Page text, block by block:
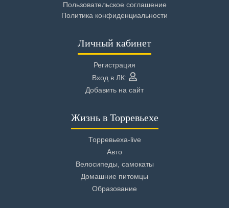
Пользовательское соглашение
Политика конфиденциальности
Личный кабинет
Регистрация
Вход в ЛК:
Добавить на сайт
Жизнь в Торревьехе
Торревьеха-live
Авто
Велосипеды, самокаты
Домашние питомцы
Образование